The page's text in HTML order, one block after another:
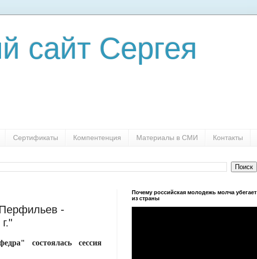
сайт Сергея
Сертификаты Компентенция Материалы в СМИ Контакты
-
состоялась сессия
Почему российская молодежь молча убегает
из страны